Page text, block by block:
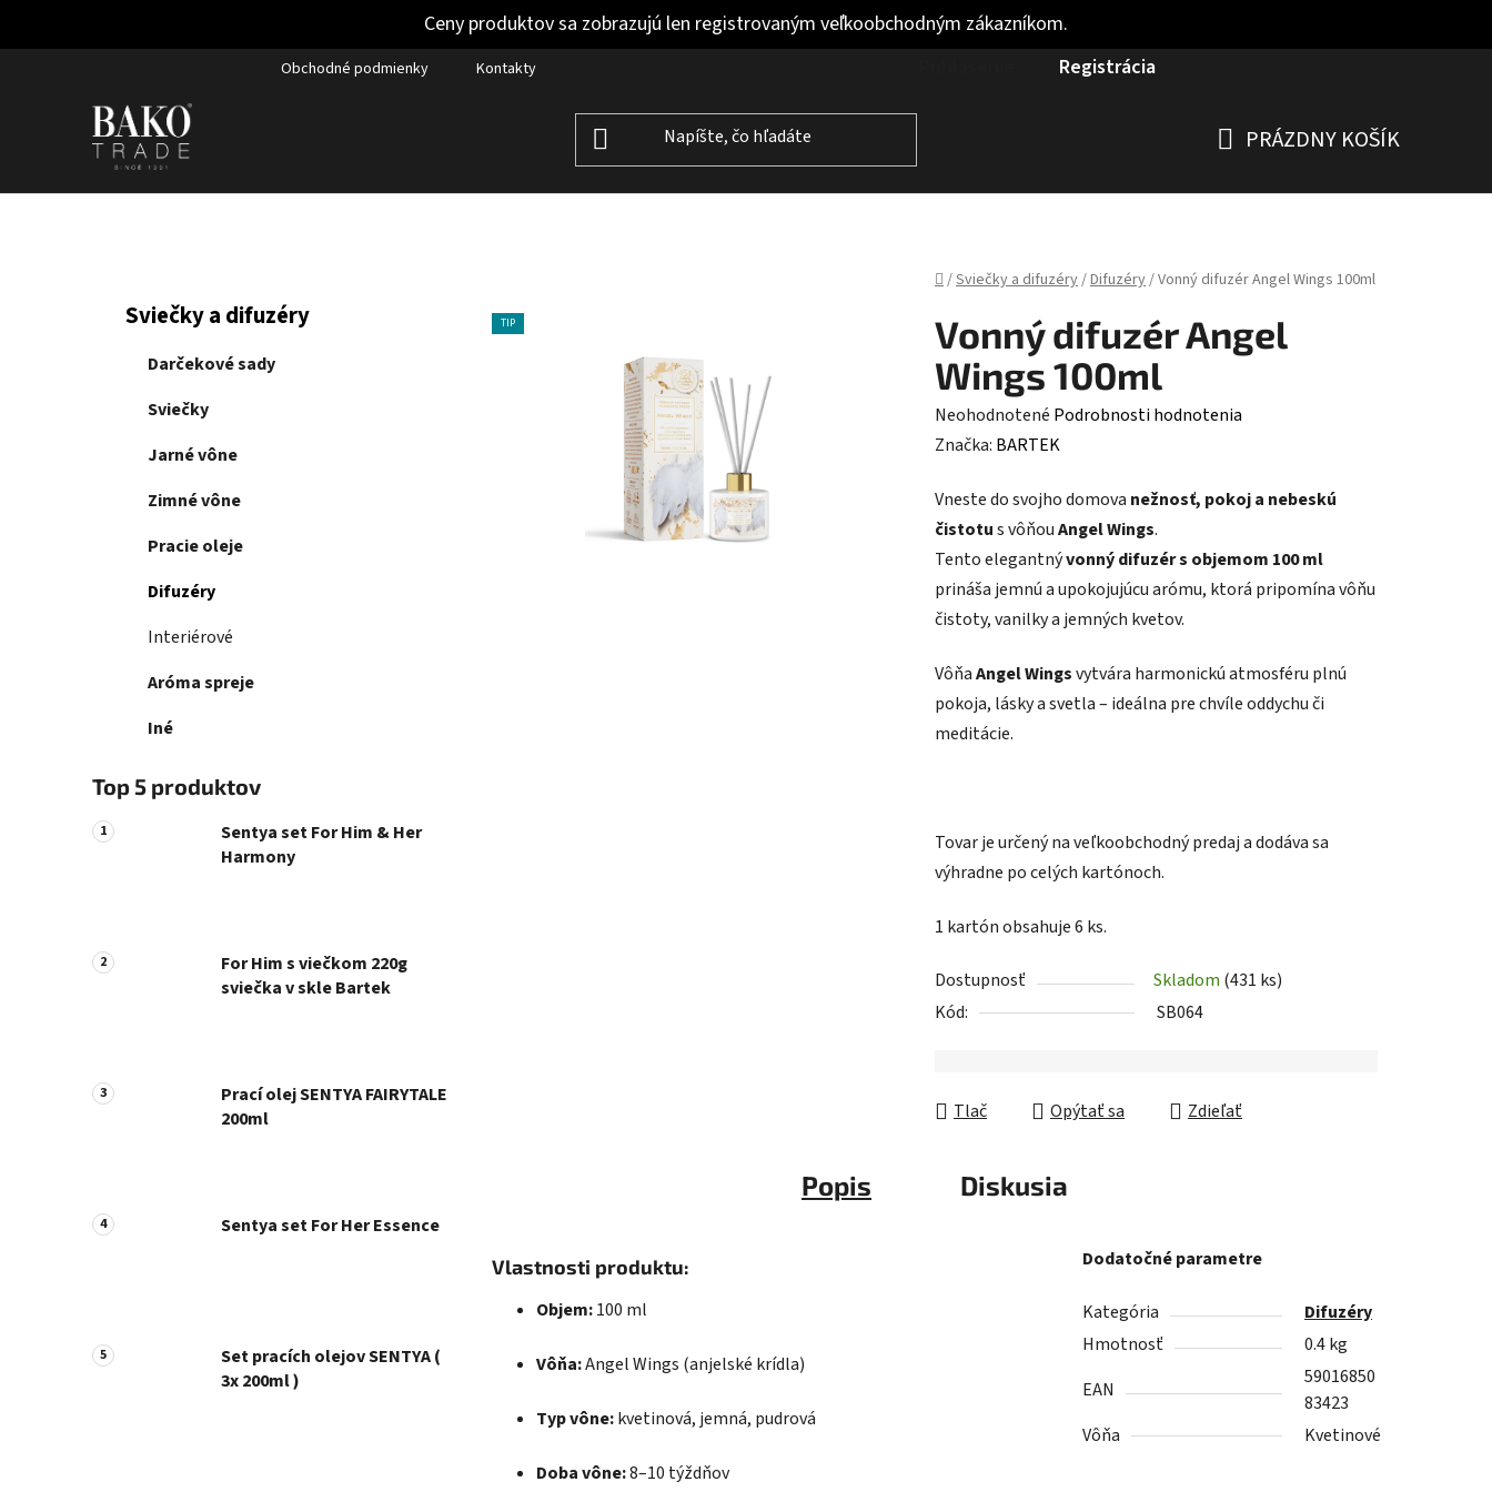
Ceny produktov sa zobrazujú len registrovaným veľkoobchodným zákazníkom.
Obchodné podmienky Kontakty Registrácia
PRÁZDNY KOŠÍK
Domov
/Sviečky a difuzéry/Difuzéry/Vonný difuzér Angel Wings 100ml
Preskočiť
kategórie
Sviečky a difuzéry
Darčekové sady
Sviečky
Jarné vône
Zimné vône
Pracie oleje
Difuzéry
Interiérové
Aróma spreje
Iné
Top 5 produktov
Sentya set For Him & Her
Harmony
For Him s viečkom 220g
sviečka v skle Bartek
Prací olej SENTYA FAIRYTALE
200ml
Sentya set For Her Essence
Set pracích olejov SENTYA (
3x 200ml )
Vonný difuzér Angel
Wings 100ml
Priemerné
hodnotenie
je
0,0
z
5
hviezdičiek.
Neohodnotené Podrobnosti hodnotenia
Značka: BARTEK
Vneste do svojho domova nežnosť, pokoj a nebeskú
čistotus vôňouAngel Wings.
Tento elegantnývonný difuzér s objemom 100 ml
prináša jemnú a upokojujúcu arómu, ktorá pripomína vôňu
čistoty, vanilky a jemných kvetov.
VôňaAngel Wingsvytvára harmonickú atmosféru plnú
pokoja, lásky a svetla – ideálna pre chvíle oddychu či
meditácie.
Tovar je určený na veľkoobchodný predaj a dodáva sa
výhradne po celých kartónoch.
1 kartón obsahuje 6 ks.
Dostupnosť Skladom (431 ks)
Kód:
SB064
Tlač Opýtať sa Zdieľať
TIP
Popis Diskusia
Vlastnosti produktu:
Objem:100 ml
Vôňa:Angel Wings (anjelské krídla)
Typ vône:kvetinová, jemná, pudrová
Doba vône:8–10 týždňov
Dodatočné parametre
Kategória
Difuzéry
Hmotnosť
0.4 kg
EAN
59016850
83423
Vôňa
Kvetinové